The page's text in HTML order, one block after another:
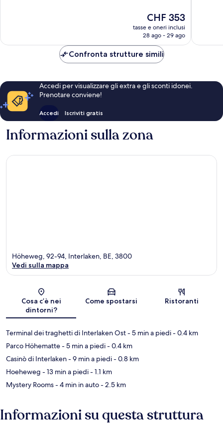
Il
prezzo
attuale
CHF 353
CHF 353
tasse e oneri inclusi
28 ago - 29 ago
Confronta strutture simili
Accedi per visualizzare gli extra e gli sconti idonei.
Prenotare conviene!
Accedi Iscriviti gratis
Informazioni sulla zona
Mappa
Höheweg, 92-94, Interlaken, BE, 3800
Vedi sulla mappa
Cosa c’è nei
dintorni?
Come spostarsi Ristoranti
Terminal dei traghetti di Interlaken Ost- 5 min a piedi- 0.4 km
Parco Höhematte- 5 min a piedi- 0.4 km
Casinò di Interlaken- 9 min a piedi- 0.8 km
Hoeheweg - 13 min a piedi- 1.1 km
Mystery Rooms- 4 min in auto- 2.5 km
Informazioni su questa struttura